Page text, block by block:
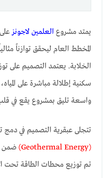
يمتد مشروع العلمين لاجونز
المخطط العام ليحقق توازناً
الخلابة. يعتمد التصميم على
سكنية إطلالة مباشرة على
واسعة تليق بمشروع يقع في
تتجلى عبقرية التصميم في دمج
(Geothermal Energy)
ضمن
تم توزيع محطات الطاقة تحت